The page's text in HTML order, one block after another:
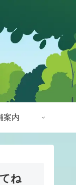
案内
ね